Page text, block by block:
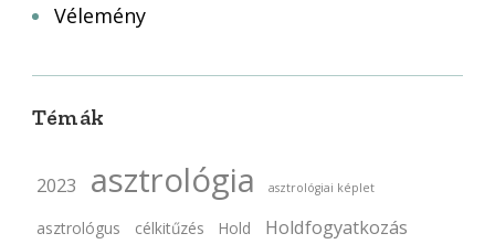
Vélemény
Témák
2023 asztrológia asztrológiai képlet
asztrológus célkitűzés Hold
Holdfogyatkozás